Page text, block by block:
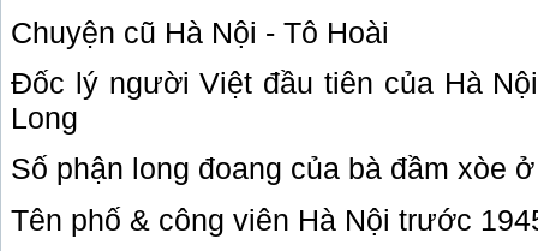
Chuyện cũ Hà Nội - Tô Hoài
Đốc lý người Việt đầu tiên của Hà
Long
Số phận long đoang của bà đầm xòe
Tên phố & công viên Hà Nội trước